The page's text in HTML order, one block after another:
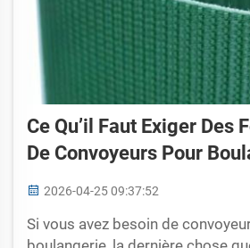
Ce Qu’il Faut Exiger Des
De Convoyeurs Pour
2026-04-25 09:37:52
Si vous avez besoin de